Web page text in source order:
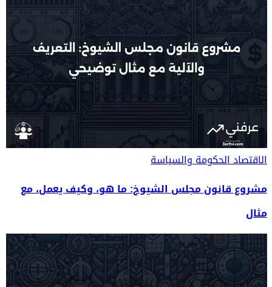
الاقتصادالحكومة والسياسة
مشروع قانون مجلس الشيوخ: ما هو، وكيف يعمل، مع
مثال